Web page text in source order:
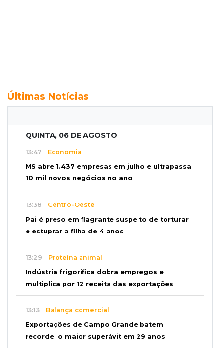
Últimas Notícias
QUINTA, 06 DE AGOSTO
13:47 Economia
MS abre 1.437 empresas em julho e ultrapassa
10 mil novos negócios no ano
13:38 Centro-Oeste
Pai é preso em flagrante suspeito de torturar
e estuprar a filha de 4 anos
13:29 Proteína animal
Indústria frigorífica dobra empregos e
multiplica por 12 receita das exportações
13:13 Balança comercial
Exportações de Campo Grande batem
recorde, o maior superávit em 29 anos